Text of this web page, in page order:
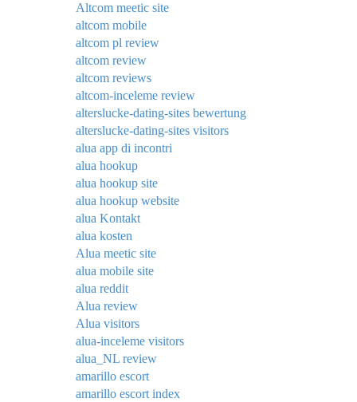
Altcom meetic site
altcom mobile
altcom pl review
altcom review
altcom reviews
altcom-inceleme review
alterslucke-dating-sites bewertung
alterslucke-dating-sites visitors
alua app di incontri
alua hookup
alua hookup site
alua hookup website
alua Kontakt
alua kosten
Alua meetic site
alua mobile site
alua reddit
Alua review
Alua visitors
alua-inceleme visitors
alua_NL review
amarillo escort
amarillo escort index